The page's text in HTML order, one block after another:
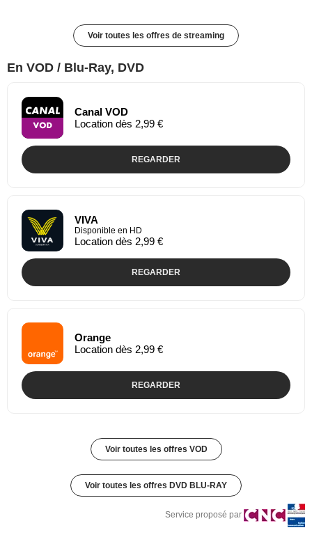
Voir toutes les offres de streaming
En VOD / Blu-Ray, DVD
Canal VOD
Location dès 2,99 €
REGARDER
VIVA
Disponible en HD
Location dès 2,99 €
REGARDER
Orange
Location dès 2,99 €
REGARDER
Voir toutes les offres VOD
Voir toutes les offres DVD BLU-RAY
Service proposé par